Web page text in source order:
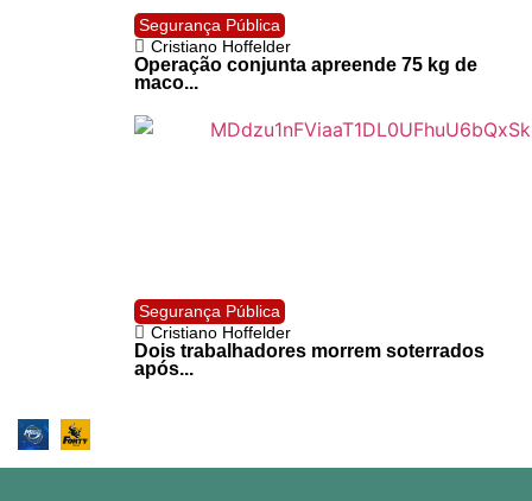
Segurança Pública
Cristiano Hoffelder
Operação conjunta apreende 75 kg de
maco...
Segurança Pública
Cristiano Hoffelder
Dois trabalhadores morrem soterrados
após...